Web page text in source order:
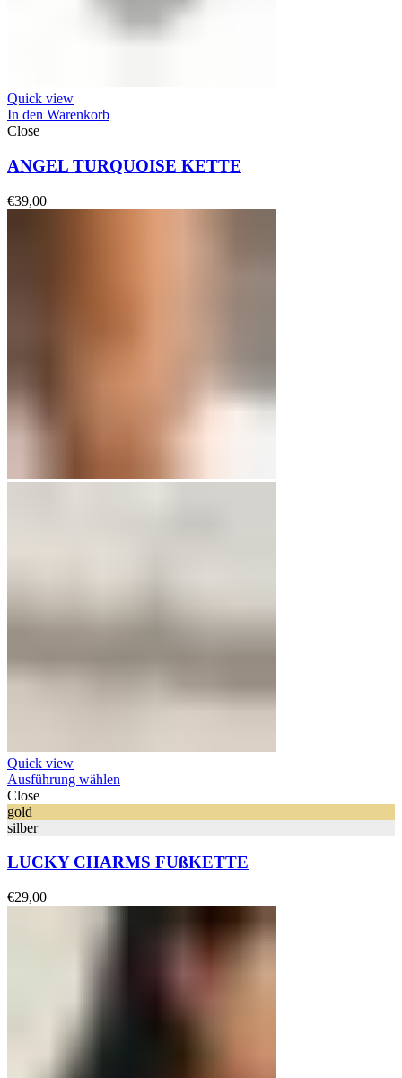
Quick view
In den Warenkorb
Close
ANGEL TURQUOISE KETTE
€39,00
Quick view
Ausführung wählen
Close
gold
silber
LUCKY CHARMS FUßKETTE
€29,00